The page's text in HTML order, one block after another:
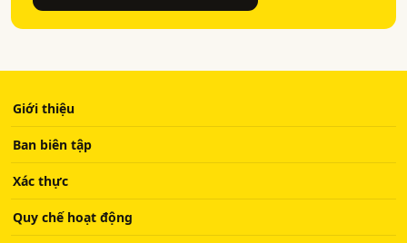
Giới thiệu
Ban biên tập
Xác thực
Quy chế hoạt động